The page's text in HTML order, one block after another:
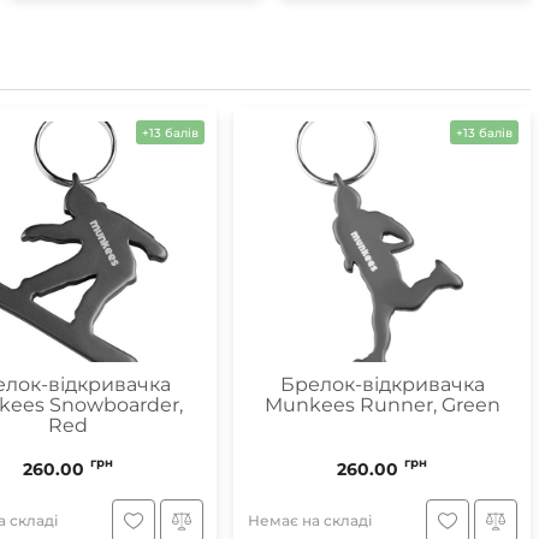
Пінцети для вилучення кліщів
Пристрої для відлякування
+13 балів
відкривачка
Snowboarder,
Red
260.00 грн
складі
+13 балів
Брелок-відкривачка
Munkees Runner, Green
260.00 грн
Немає на складі